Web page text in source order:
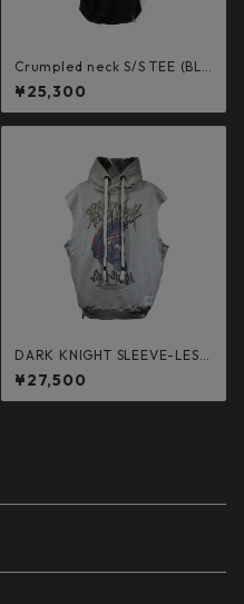
Crumpled neck S/S TEE (BLA
CK)
¥25,300
DARK KNIGHT SLEEVE-LESS
HOODED (LIGHT GRAY)
¥27,500